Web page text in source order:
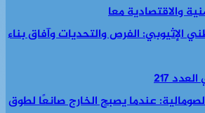
والاقتصادية معا
الإثيوبي: الفرص والتحديات وآفاق بناء
217
عندما يصبح الخارج صانعًا لطوق